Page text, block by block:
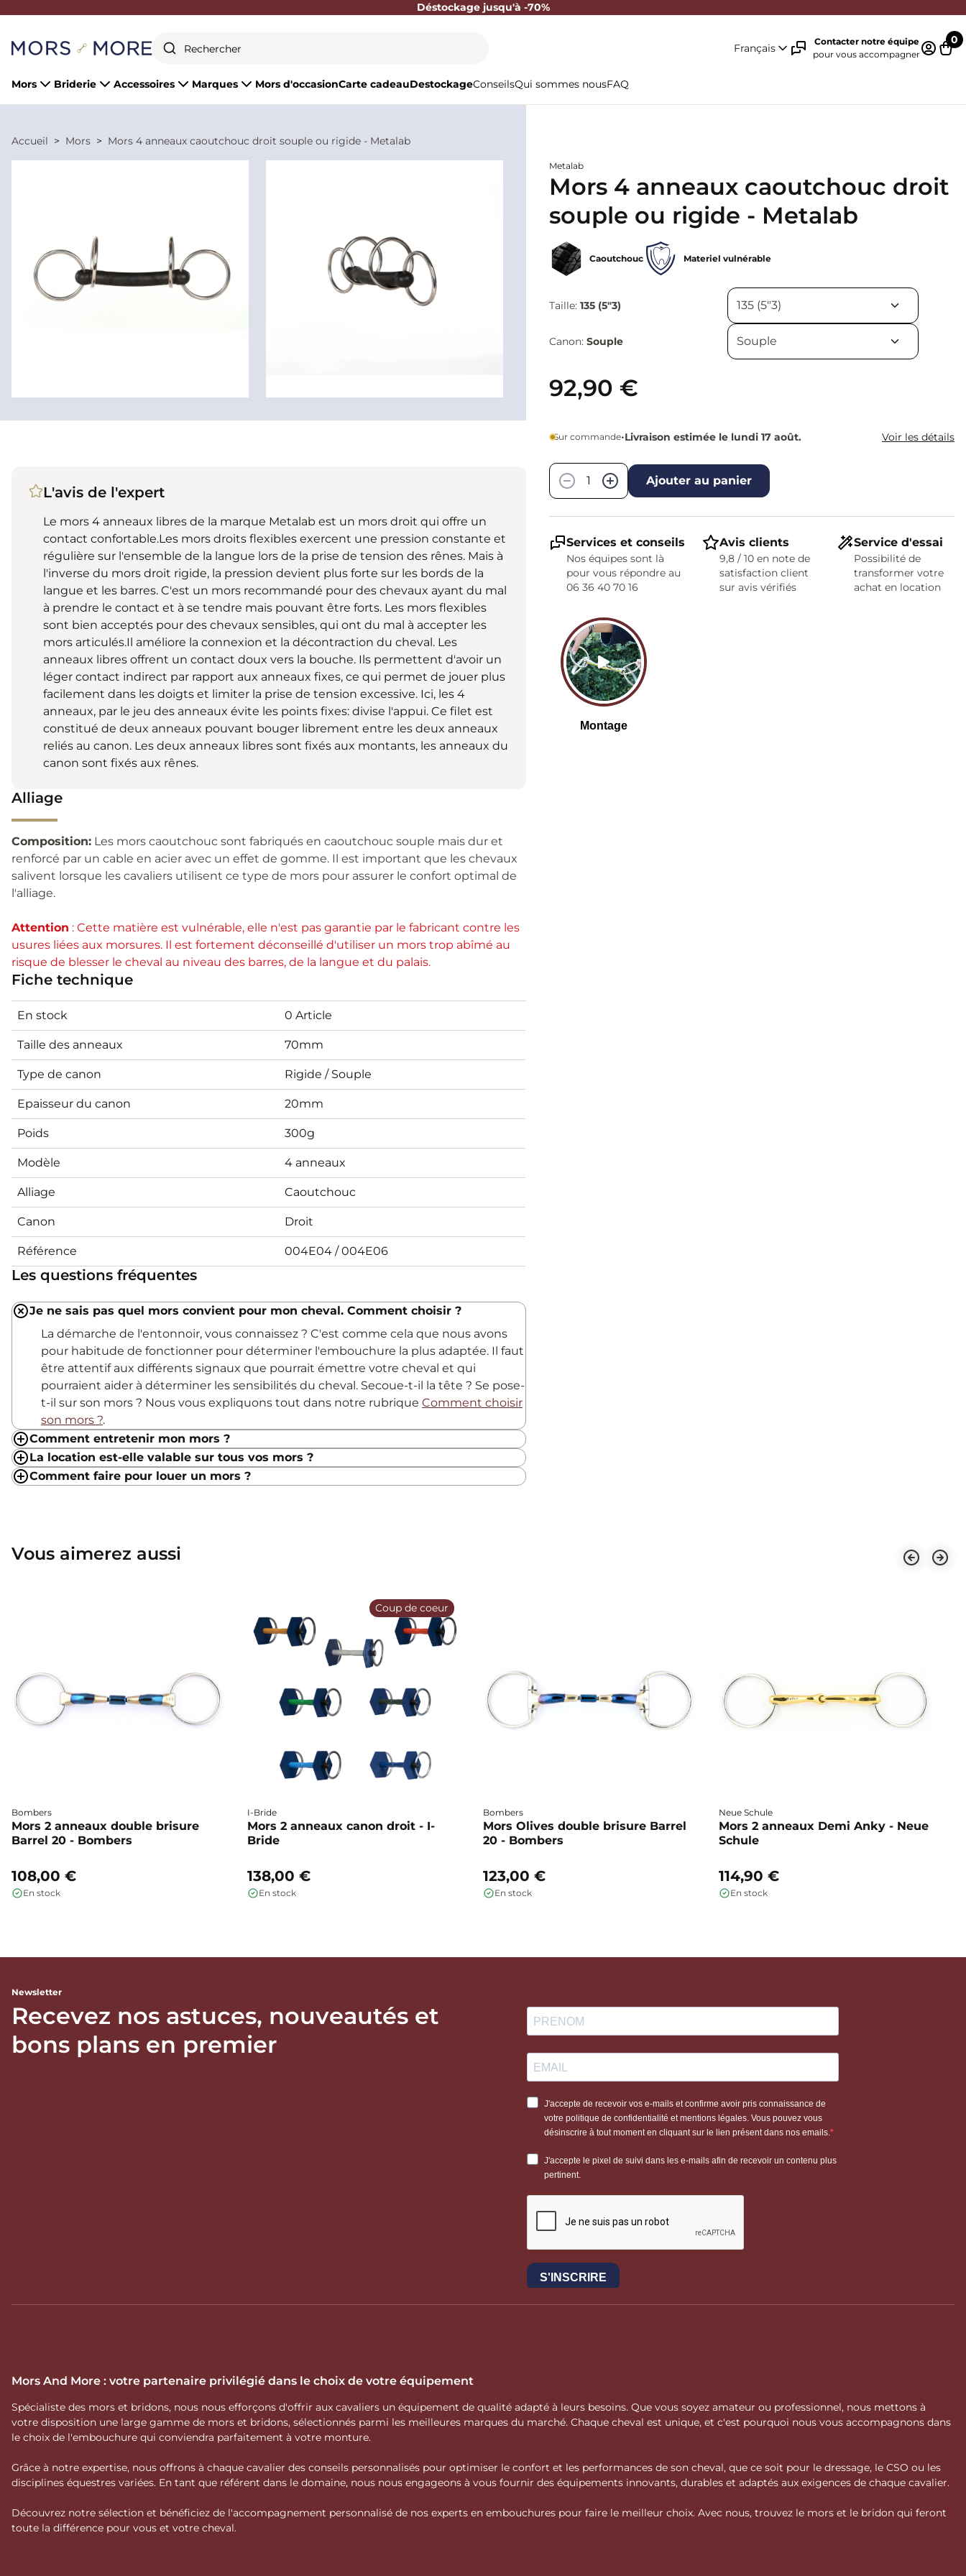
Déstockage jusqu'à -70%
Français
Contacter notre équipe
pour vous accompagner
0
Mors Briderie Accessoires Marques Mors d'occasionCarte cadeauDestockageConseilsQui sommes nousFAQ
Accueil Mors Mors 4 anneaux caoutchouc droit souple ou rigide - Metalab
Metalab
Mors 4 anneaux caoutchouc droit
souple ou rigide - Metalab
Caoutchouc Materiel vulnérable
Taille: 135 (5"3)
Canon: Souple
92,90 €
Sur commande•Livraison estimée le lundi 17 août. Voir les détails
−
+ Ajouter au panier
Services et conseils
Nos équipes sont là
pour vous répondre au
06 36 40 70 16
Avis clients
9,8 / 10 en note de
satisfaction client
sur avis vérifiés
Service d'essai
Possibilité de
transformer votre
achat en location
L'avis de l'expert
Le mors 4 anneaux libres de la marque Metalab est un mors droit qui offre un
contact confortable.Les mors droits flexibles exercent une pression constante et
régulière sur l'ensemble de la langue lors de la prise de tension des rênes. Mais à
l'inverse du mors droit rigide, la pression devient plus forte sur les bords de la
langue et les barres. C'est un mors recommandé pour des chevaux ayant du mal
à prendre le contact et à se tendre mais pouvant être forts. Les mors flexibles
sont bien acceptés pour des chevaux sensibles, qui ont du mal à accepter les
mors articulés.Il améliore la connexion et la décontraction du cheval. Les
anneaux libres offrent un contact doux vers la bouche. Ils permettent d'avoir un
léger contact indirect par rapport aux anneaux fixes, ce qui permet de jouer plus
facilement dans les doigts et limiter la prise de tension excessive. Ici, les 4
anneaux, par le jeu des anneaux évite les points fixes: divise l'appui. Ce filet est
constitué de deux anneaux pouvant bouger librement entre les deux anneaux
reliés au canon. Les deux anneaux libres sont fixés aux montants, les anneaux du
canon sont fixés aux rênes.
Alliage
Composition: Les mors caoutchouc sont fabriqués en caoutchouc souple mais dur et
renforcé par un cable en acier avec un effet de gomme. Il est important que les chevaux
salivent lorsque les cavaliers utilisent ce type de mors pour assurer le confort optimal de
l'alliage.
Attention : Cette matière est vulnérable, elle n'est pas garantie par le fabricant contre les
usures liées aux morsures. Il est fortement déconseillé d'utiliser un mors trop abîmé au
risque de blesser le cheval au niveau des barres, de la langue et du palais.
Fiche technique
En stock 0 Article
Taille des anneaux 70mm
Type de canon Rigide / Souple
Epaisseur du canon 20mm
Poids 300g
Modèle 4 anneaux
Alliage Caoutchouc
Canon Droit
Référence 004E04 / 004E06
Les questions fréquentes
Je ne sais pas quel mors convient pour mon cheval. Comment choisir ?
La démarche de l'entonnoir, vous connaissez ? C'est comme cela que nous avons
pour habitude de fonctionner pour déterminer l'embouchure la plus adaptée. Il faut
être attentif aux différents signaux que pourrait émettre votre cheval et qui
pourraient aider à déterminer les sensibilités du cheval. Secoue-t-il la tête ? Se pose-
t-il sur son mors ? Nous vous expliquons tout dans notre rubrique Comment choisir
son mors ?.
Comment entretenir mon mors ?
La location est-elle valable sur tous vos mors ?
Comment faire pour louer un mors ?
Vous aimerez aussi
Bombers
Mors 2 anneaux double brisure
Barrel 20 - Bombers
108,00 €
En stock
I-Bride
Mors 2 anneaux canon droit - I-
Bride
138,00 €
En stock
Coup de coeur
Bombers
Mors Olives double brisure Barrel
20 - Bombers
123,00 €
En stock
Neue Schule
Mors 2 anneaux Demi Anky - Neue
Schule
114,90 €
En stock
Newsletter
Recevez nos astuces, nouveautés et
bons plans en premier
Mors And More : votre partenaire privilégié dans le choix de votre équipement
Spécialiste des mors et bridons, nous nous efforçons d'offrir aux cavaliers un équipement de qualité adapté à leurs besoins. Que vous soyez amateur ou professionnel, nous mettons à
votre disposition une large gamme de mors et bridons, sélectionnés parmi les meilleures marques du marché. Chaque cheval est unique, et c'est pourquoi nous vous accompagnons dans
le choix de l'embouchure qui conviendra parfaitement à votre monture.
Grâce à notre expertise, nous offrons à chaque cavalier des conseils personnalisés pour optimiser le confort et les performances de son cheval, que ce soit pour le dressage, le CSO ou les
disciplines équestres variées. En tant que référent dans le domaine, nous nous engageons à vous fournir des équipements innovants, durables et adaptés aux exigences de chaque cavalier.
Découvrez notre sélection et bénéficiez de l'accompagnement personnalisé de nos experts en embouchures pour faire le meilleur choix. Avec nous, trouvez le mors et le bridon qui feront
toute la différence pour vous et votre cheval.